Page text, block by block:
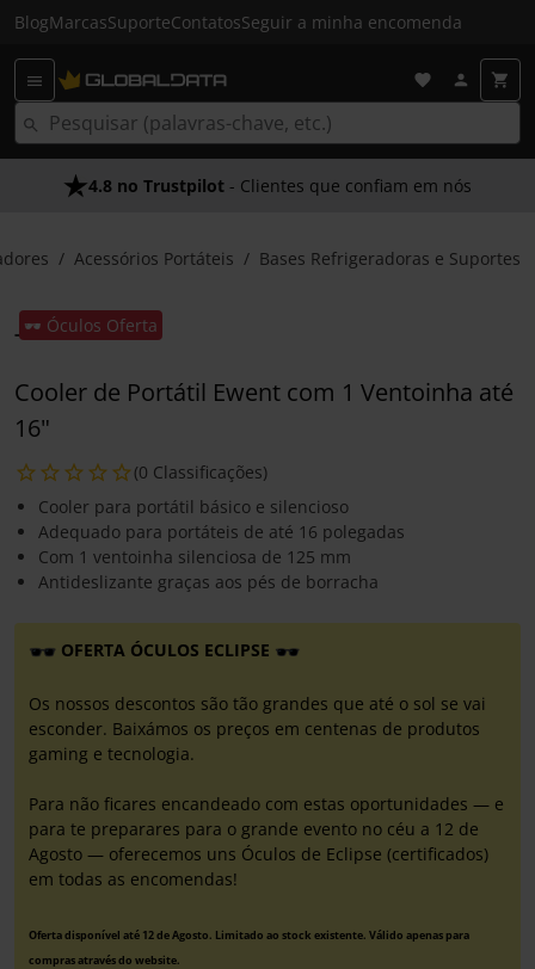
BlogMarcasSuporteContatosSeguir a minha encomenda
4.8 no Trustpilot - Clientes que confiam em nós
Acessórios Portáteis Bases Refrigeradoras e Suportes
🕶️ Óculos Oferta
Cooler de Portátil Ewent com 1 Ventoinha até
16"
(0 Classificações)
Cooler para portátil básico e silencioso
Adequado para portáteis de até 16 polegadas
Com 1 ventoinha silenciosa de 125 mm
Antideslizante graças aos pés de borracha
OFERTA ÓCULOS ECLIPSE
Os nossos descontos são tão grandes que até o sol se vai
esconder. Baixámos os preços em centenas de produtos
gaming e tecnologia.
Para não ficares encandeado com estas oportunidades — e
para te preparares para o grande evento no céu a 12 de
Agosto — oferecemos uns Óculos de Eclipse (certificados)
em todas as encomendas!
Oferta disponível até 12 de Agosto. Limitado ao stock existente. Válido apenas para
compras através do website.